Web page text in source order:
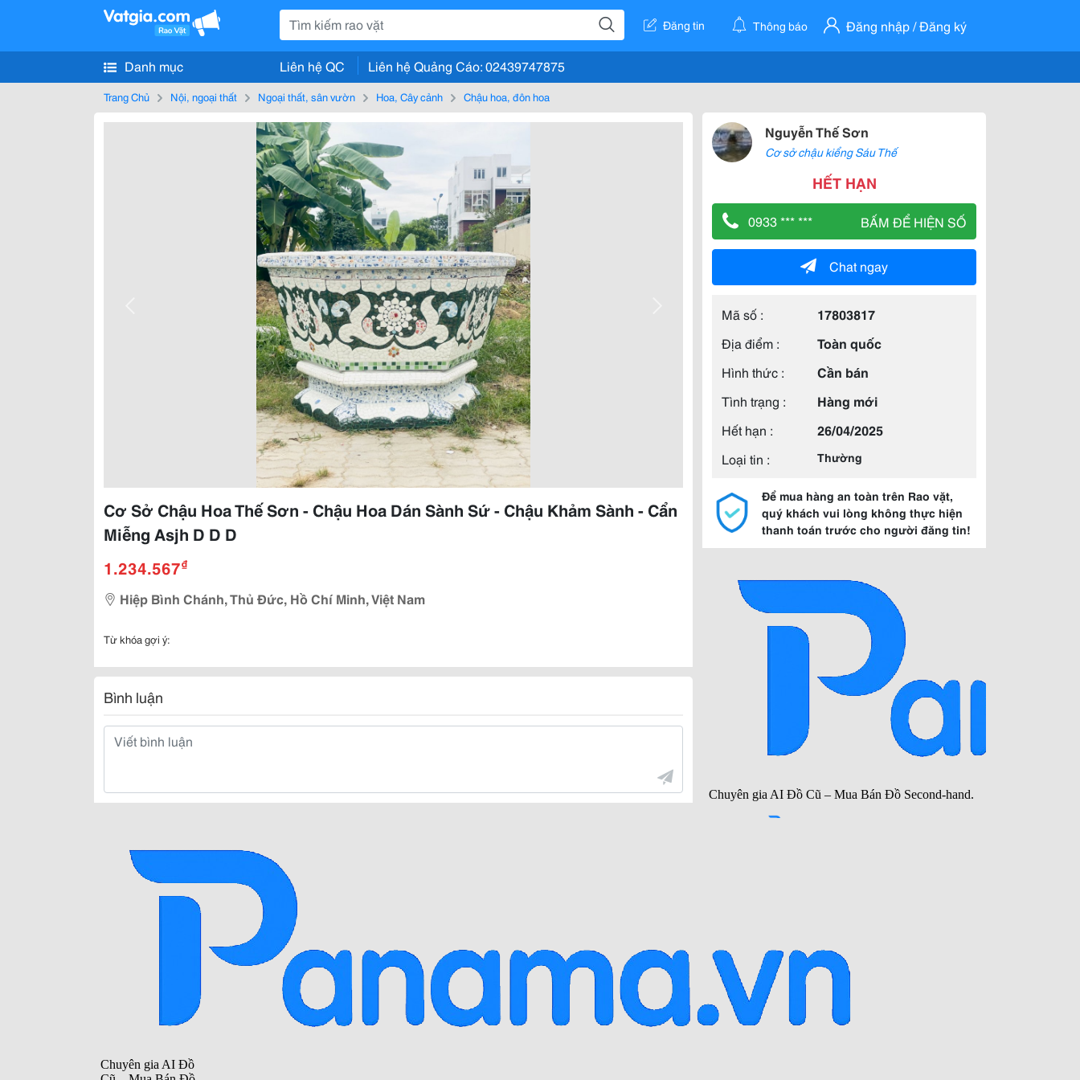
Đăng tin Thông báo Đăng nhập / Đăng ký
Danh mục Liên hệ QC Liên hệ Quảng Cáo: 02439747875
Trang Chủ Nội, ngoại thất Ngoại thất, sân vườn Hoa, Cây cảnh Chậu hoa, đôn hoa
Cơ Sở Chậu Hoa Thế Sơn - Chậu Hoa Dán Sành Sứ - Chậu Khảm Sành - Cẩn
Miễng Asjh D D D
1.234.567₫
Hiệp Bình Chánh, Thủ Đức, Hồ Chí Minh, Việt Nam
Từ khóa gợi ý:
Bình luận
Nguyễn Thế Sơn
Cơ sở chậu kiểng Sáu Thế
HẾT HẠN
0933 *** *** BẤM ĐỂ HIỆN SỐ
Chat ngay
Mã số :
17803817
Địa điểm :
Toàn quốc
Hình thức :
Cần bán
Tình trạng :
Hàng mới
Hết hạn :
26/04/2025
Loại tin :
Thường
Để mua hàng an toàn trên Rao vặt,
quý khách vui lòng không thực hiện
thanh toán trước cho người đăng tin!